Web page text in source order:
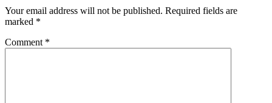
Your email address will not be published. Required fields are
marked *
Comment *